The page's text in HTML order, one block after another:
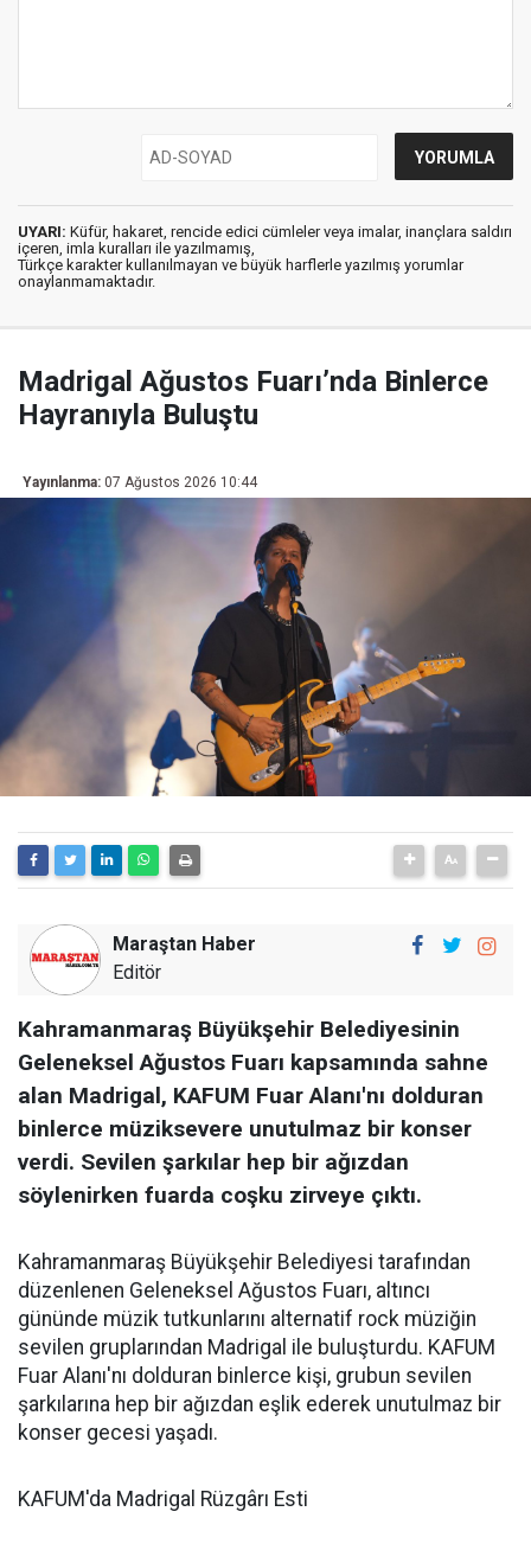
UYARI: Küfür, hakaret, rencide edici cümleler veya imalar, inançlara saldırı
içeren, imla kuralları ile yazılmamış,
Türkçe karakter kullanılmayan ve büyük harflerle yazılmış yorumlar
onaylanmamaktadır.
Madrigal Ağustos Fuarı’nda Binlerce
Hayranıyla Buluştu
Yayınlanma: 07 Ağustos 2026 10:44
Maraştan Haber
Editör
Kahramanmaraş Büyükşehir Belediyesinin
Geleneksel Ağustos Fuarı kapsamında sahne
alan Madrigal, KAFUM Fuar Alanı'nı dolduran
binlerce müziksevere unutulmaz bir konser
verdi. Sevilen şarkılar hep bir ağızdan
söylenirken fuarda coşku zirveye çıktı.
Kahramanmaraş Büyükşehir Belediyesi tarafından
düzenlenen Geleneksel Ağustos Fuarı, altıncı
gününde müzik tutkunlarını alternatif rock müziğin
sevilen gruplarından Madrigal ile buluşturdu. KAFUM
Fuar Alanı'nı dolduran binlerce kişi, grubun sevilen
şarkılarına hep bir ağızdan eşlik ederek unutulmaz bir
konser gecesi yaşadı.
KAFUM'da Madrigal Rüzgârı Esti